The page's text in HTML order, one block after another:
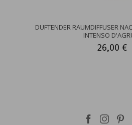
DUFTENDER RAUMDIFFUSER
INTENSO
26,00 €